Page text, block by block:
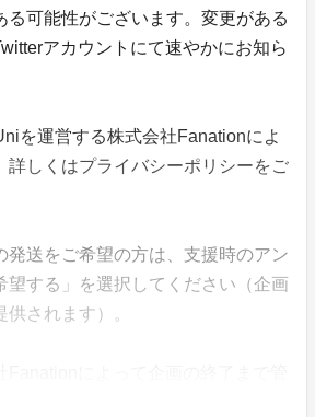
る可能性がございます。変更がある
アカウントにて速やかにお知ら
を運営する株式会社Fanationによ
詳しくはプライバシーポリシーをご
発送をご希望の方は、支援時のアン
望する」を選択してください（企画
されます）。